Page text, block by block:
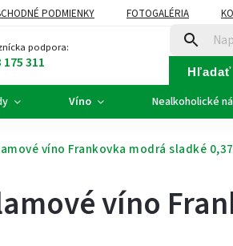
PODMIENKY FOTOGALÉRIA
SVADOBNÉ VÍNO
podpora:
175 311 Hľadať
Víno Nealkoholické
víno Frankovka modrá sladké
víno